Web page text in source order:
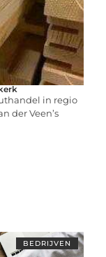
in regio
der Veen’s
BEDRIJVEN